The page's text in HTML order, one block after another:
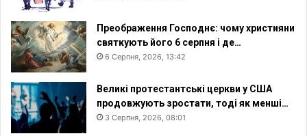
Преображення Господнє: чому християни
святкують його 6 серпня і де…
6 Серпня, 2026, 13:42
Великі протестантські церкви у США
продовжують зростати, тоді як менші…
3 Серпня, 2026, 08:01